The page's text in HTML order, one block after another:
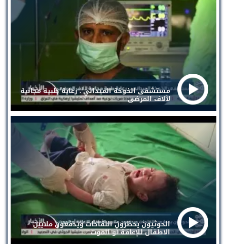
مستشفى الخوخة الميداني . رعاية طبية مجانية
لآلاف المرضى
الحوثيون يحظرون اللقاحات ويدفعون ملايين
الاطفال للإعاقة أو الموت